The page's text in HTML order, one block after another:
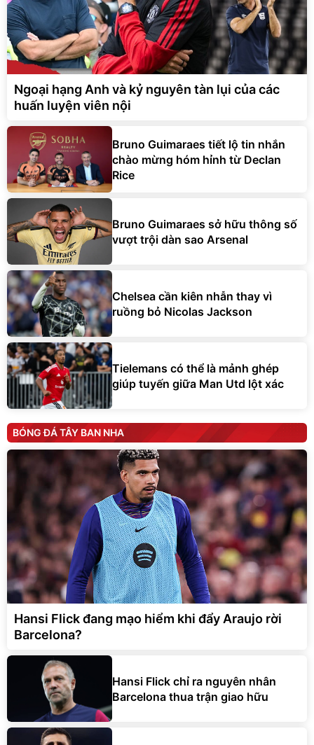
Ngoại hạng Anh và kỷ nguyên tàn lụi của các
huấn luyện viên nội
Bruno Guimaraes tiết lộ tin nhắn
chào mừng hóm hỉnh từ Declan
Rice
Bruno Guimaraes sở hữu thông số
vượt trội dàn sao Arsenal
Chelsea cần kiên nhẫn thay vì
ruồng bỏ Nicolas Jackson
Tielemans có thể là mảnh ghép
giúp tuyến giữa Man Utd lột xác
BÓNG ĐÁ TÂY BAN NHA
Hansi Flick đang mạo hiểm khi đẩy Araujo rời
Barcelona?
Hansi Flick chỉ ra nguyên nhân
Barcelona thua trận giao hữu